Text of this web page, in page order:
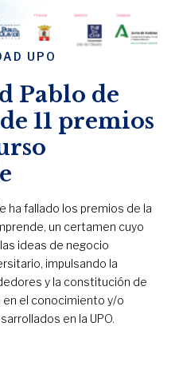
UPO
Pablo de
11 premios
ha fallado los premios de la
un certamen cuyo
ideas de negocio
impulsando la
y la constitución de
el conocimiento y/o
en la UPO.